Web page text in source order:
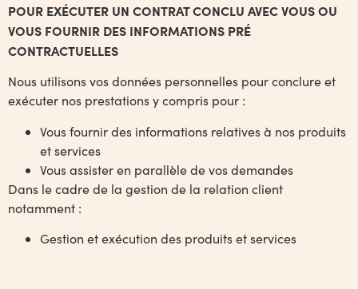
POUR EXÉCUTER UN CONTRAT CONCLU AVEC VOUS OU
VOUS FOURNIR DES INFORMATIONS PRÉ
CONTRACTUELLES
Nous utilisons vos données personnelles pour conclure et
exécuter nos prestations y compris pour :
Vous fournir des informations relatives à nos produits
et services
Vous assister en parallèle de vos demandes
Dans le cadre de la gestion de la relation client
notamment :
Gestion et exécution des produits et services